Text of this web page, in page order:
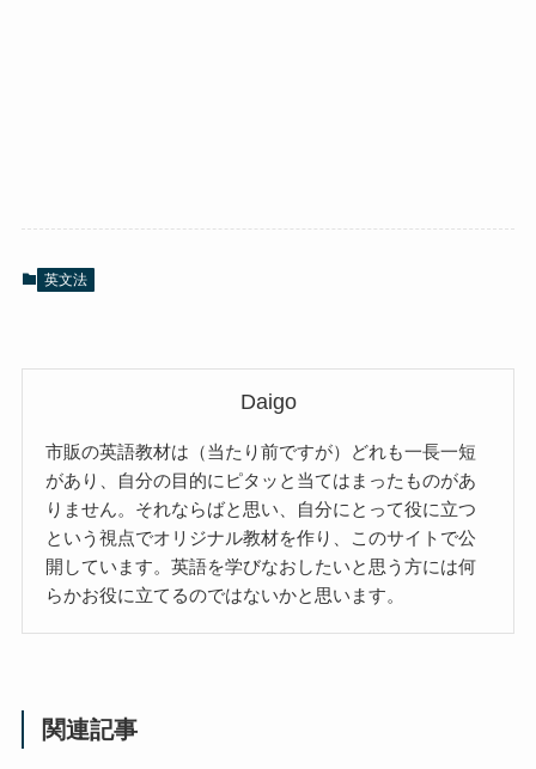
英文法
Daigo
市販の英語教材は（当たり前ですが）どれも一長一短
があり、自分の目的にピタッと当てはまったものがあ
りません。それならばと思い、自分にとって役に立つ
という視点でオリジナル教材を作り、このサイトで公
開しています。英語を学びなおしたいと思う方には何
らかお役に立てるのではないかと思います。
関連記事